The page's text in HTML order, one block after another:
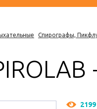
Спирографы,
2199